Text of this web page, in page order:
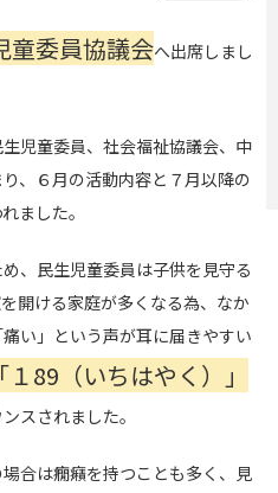
委員協議会へ出席しまし
児童委員、社会福祉協議会、中
、６月の活動内容と７月以降の
ました。
、民生児童委員は子供を見守る
開ける家庭が多くなる為、なか
い」という声が耳に届きやすい
「１89（いちはやく）」
スされました。
合は癇癪を持つことも多く、見